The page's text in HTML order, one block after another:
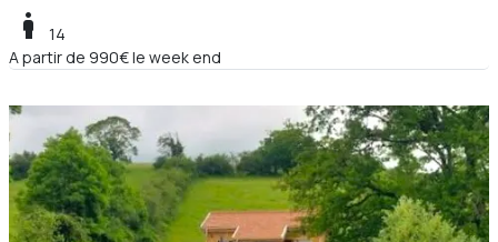
boy
14
A partir de 990€ le week end